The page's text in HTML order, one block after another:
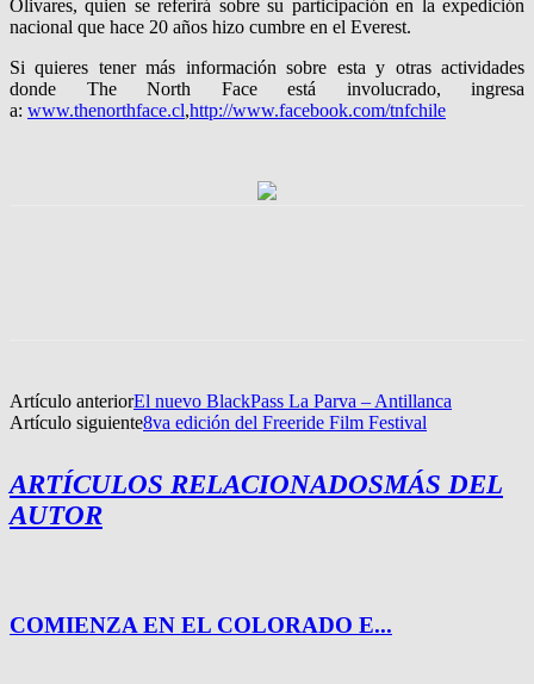
Olivares, quien se referirá sobre su participación en la expedición
nacional que hace 20 años hizo cumbre en el Everest.
Si quieres tener más información sobre esta y otras actividades
donde The North Face está involucrado, ingresa
a: www.thenorthface.cl,http://www.facebook.com/tnfchile
Artículo anteriorEl nuevo BlackPass La Parva – Antillanca
Artículo siguiente8va edición del Freeride Film Festival
ARTÍCULOS RELACIONADOSMÁS DEL
AUTOR
COMIENZA EN EL COLORADO E...